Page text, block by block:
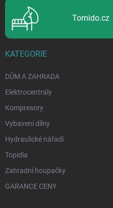
Tomido.cz
KATEGORIE
DŮM A ZAHRADA
Elektrocentrály
Kompresory
Vybavení dílny
Hydraulické nářadí
Topidla
Zahradní houpačky
GARANCE CENY